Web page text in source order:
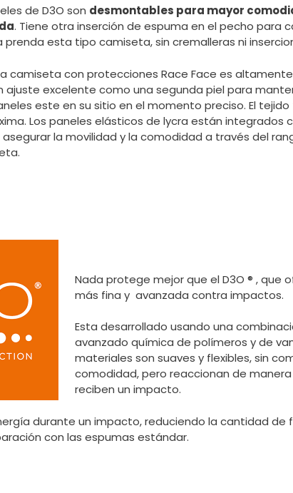
de D3O son desmontables para mayor
. Tiene otra inserción de espuma en el pecho para
esta tipo camiseta, sin cremalleras ni
camiseta con protecciones Race Face es
ajuste excelente como una segunda piel para
este en su sitio en el momento preciso. El
Los paneles elásticos de lycra están integrados
la movilidad y la comodidad a través del
Nada protege mejor que el D3O ® , que
más fina y avanzada contra impactos.
Esta desarrollado usando una
avanzado química de polímeros y de
materiales son suaves y flexibles, sin
comodidad, pero reaccionan de
reciben un impacto.
durante un impacto, reduciendo la cantidad de
con las espumas estándar.